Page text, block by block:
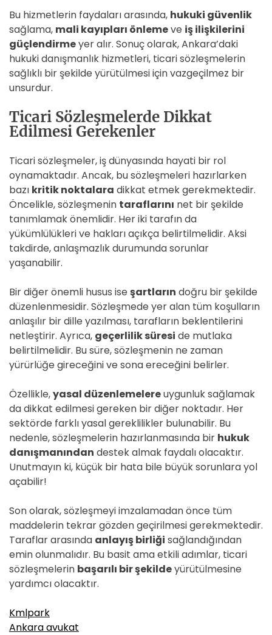
Bu hizmetlerin faydaları arasında, hukuki güvenlik
sağlama, mali kayıpları önlemeve iş ilişkilerini
güçlendirmeyer alır. Sonuç olarak, Ankara’daki
hukuki danışmanlık hizmetleri, ticari sözleşmelerin
sağlıklı bir şekilde yürütülmesi için vazgeçilmez bir
unsurdur.
Ticari Sözleşmelerde Dikkat
Edilmesi Gerekenler
Ticari sözleşmeler, iş dünyasında hayati bir rol
oynamaktadır. Ancak, bu sözleşmeleri hazırlarken
bazı kritik noktalara dikkat etmek gerekmektedir.
Öncelikle, sözleşmenin taraflarını net bir şekilde
tanımlamak önemlidir. Her iki tarafın da
yükümlülükleri ve hakları açıkça belirtilmelidir. Aksi
takdirde, anlaşmazlık durumunda sorunlar
yaşanabilir.
Bir diğer önemli husus ise şartların doğru bir şekilde
düzenlenmesidir. Sözleşmede yer alan tüm koşulların
anlaşılır bir dille yazılması, tarafların beklentilerini
netleştirir. Ayrıca, geçerlilik süresi de mutlaka
belirtilmelidir. Bu süre, sözleşmenin ne zaman
yürürlüğe gireceğini ve sona ereceğini belirler.
Özellikle,yasal düzenlemelereuygunluk sağlamak
da dikkat edilmesi gereken bir diğer noktadır. Her
sektörde farklı yasal gereklilikler bulunabilir. Bu
nedenle, sözleşmelerin hazırlanmasında bir hukuk
danışmanından destek almak faydalı olacaktır.
Unutmayın ki, küçük bir hata bile büyük sorunlara yol
açabilir!
Son olarak, sözleşmeyi imzalamadan önce tüm
maddelerin tekrar gözden geçirilmesi gerekmektedir.
Taraflar arasında anlayış birliği sağlandığından
emin olunmalıdır. Bu basit ama etkili adımlar, ticari
sözleşmelerin başarılı bir şekildeyürütülmesine
yardımcı olacaktır.
Kmlpark
Ankara avukat